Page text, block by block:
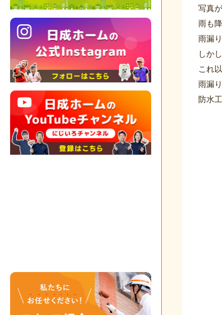
写真
雨も
雨漏
しか
これ
雨漏
防水